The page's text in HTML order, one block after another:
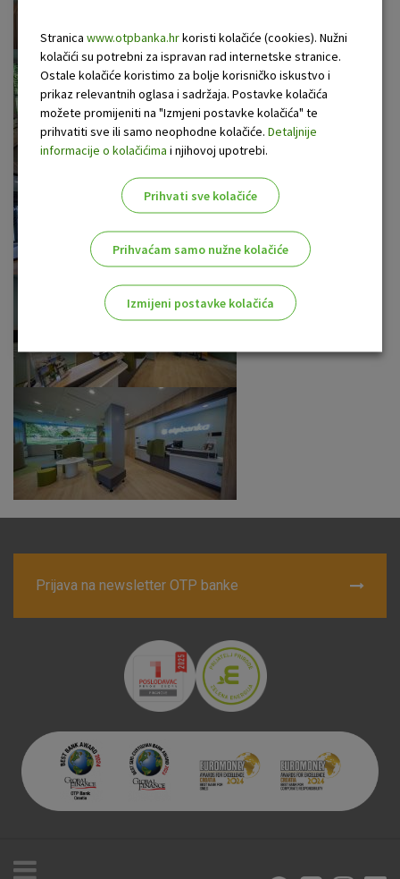
Prijava na newsletter OTP banke
Stranica www.otpbanka.hrkoristi kolačiće (cookies). Nužni
kolačići su potrebni za ispravan rad internetske stranice.
Ostale kolačiće koristimo za bolje korisničko iskustvo i
prikaz relevantnih oglasa i sadržaja. Postavke kolačića
možete promijeniti na "Izmjeni postavke kolačića" te
prihvatiti sve ili samo neophodne kolačiće. Detaljnije
informacije o kolačićima i njihovoj upotrebi.
Prihvati sve kolačiće
Prihvaćam samo nužne kolačiće
Izmijeni postavke kolačića
Analitički kolačići
Marketinški kolačići
Prihvaćam upotrebu navedenih kolačića
Ovi kolačići nužni su za funkcioniranje internetske stranice i
ne mogu se isključiti u našim sustavima. Uobičajeno se
postavljaju kao odgovor na vaše radnje koje uključuju zahtjev
za uslugama, kao što su postavke kolačića. Svoj preglednik
možete postaviti da blokira te kolačiće ili pošalje upozorenje
o njima, ali u tom slučaju neki dijelovi stranice neće raditi. Ti
kolačići ne pohranjuju nikakve informacije koje bi vas mogle
identificirati.